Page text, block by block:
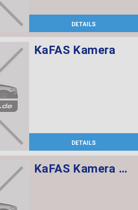
DETAILS
KaFAS Kamera
DETAILS
KaFAS Kamera ohne Kunststoffteile